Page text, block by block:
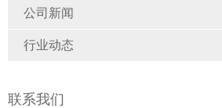
公司新闻
行业动态
联系我们